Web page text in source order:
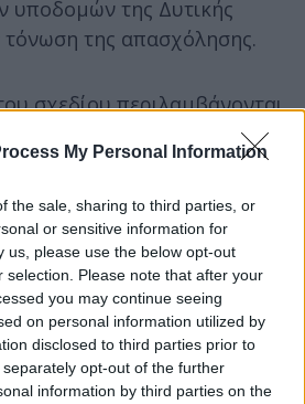
My Personal Information
the sale, sharing to third parties, or
or sensitive information for
us, please use the below opt-out
selection. Please note that after your
you may continue seeing
on personal information utilized by
disclosed to third parties prior to
opt-out of the further
information by third parties on the
υποδομών της Δυτικής
τόνωση της απασχόλησης.
σχεδίου περιλαμβάνονται,
της βιωσιμότητας της
της Πτολεμαΐδας και
δικτύου μεταφοράς
αερίου στη Φλώρινα, η
εργασίας μέσω
και 11 έως τώρα
όπως η ύδρευση, η
η ανάπτυξη ΑΠΕ και η